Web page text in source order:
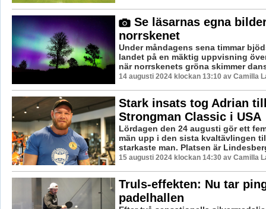
Se läsarnas egna
norrskenet
Under måndagens sena timmar
landet på en mäktig uppvisning
när norrskenets gröna skimmer
14 augusti 2024 klockan 13:10 av Camilla
Stark insats tog Adrian
Strongman Classic i USA
Lördagen den 24 augusti gör ett
män upp i den sista kvaltävlingen
starkaste man. Platsen är
15 augusti 2024 klockan 14:30 av Camilla
Truls-effekten: Nu tar
padelhallen